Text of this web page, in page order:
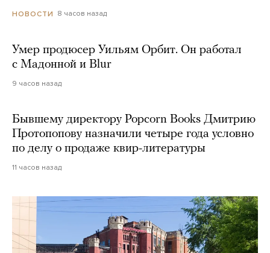
НОВОСТИ 8 часов назад
Умер продюсер Уильям Орбит. Он работал
с Мадонной и Blur
9 часов назад
Бывшему директору Popcorn Books Дмитрию
Протопопову назначили четыре года условно
по делу о продаже квир-литературы
11 часов назад